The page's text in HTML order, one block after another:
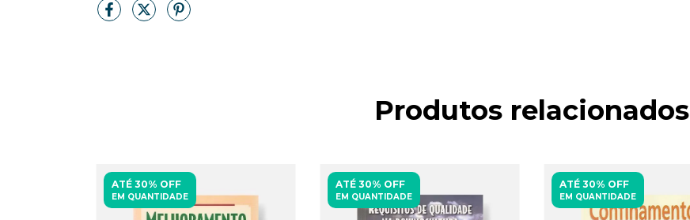
Produtos relacionados
ATÉ 30% OFF
EM QUANTIDADE
ATÉ 30% OFF
EM QUANTIDADE
ATÉ 30% OFF
EM QUANTIDADE